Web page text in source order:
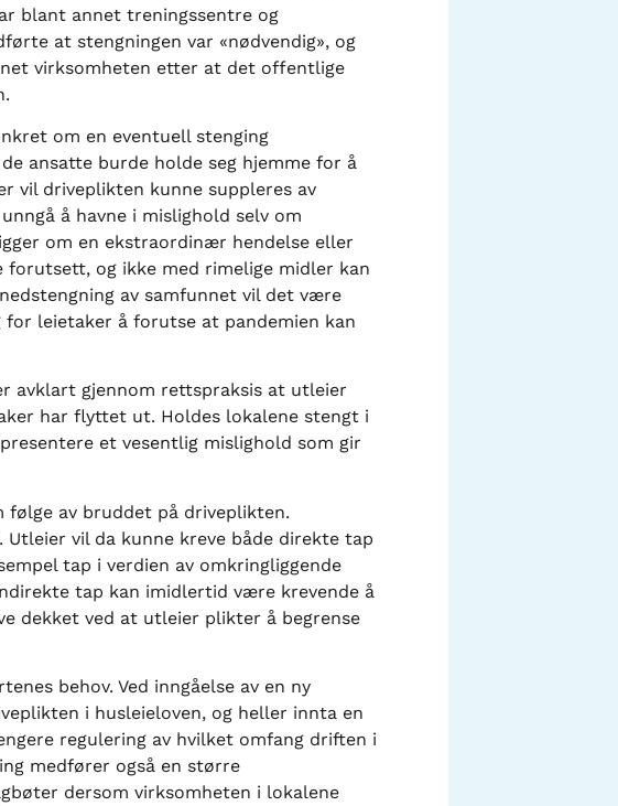
blant annet treningssentre og
at stengningen var «nødvendig», og
virksomheten etter at det offentlige
om en eventuell stenging
ansatte burde holde seg hjemme for å
vil driveplikten kunne suppleres av
å havne i mislighold selv om
om en ekstraordinær hendelse eller
og ikke med rimelige midler kan
av samfunnet vil det være
leietaker å forutse at pandemien kan
avklart gjennom rettspraksis at utleier
har flyttet ut. Holdes lokalene stengt i
et vesentlig mislighold som gir
av bruddet på driveplikten.
vil da kunne kreve både direkte tap
tap i verdien av omkringliggende
tap kan imidlertid være krevende å
dekket ved at utleier plikter å begrense
behov. Ved inngåelse av en ny
i husleieloven, og heller innta en
regulering av hvilket omfang driften i
medfører også en større
dersom virksomheten i lokalene